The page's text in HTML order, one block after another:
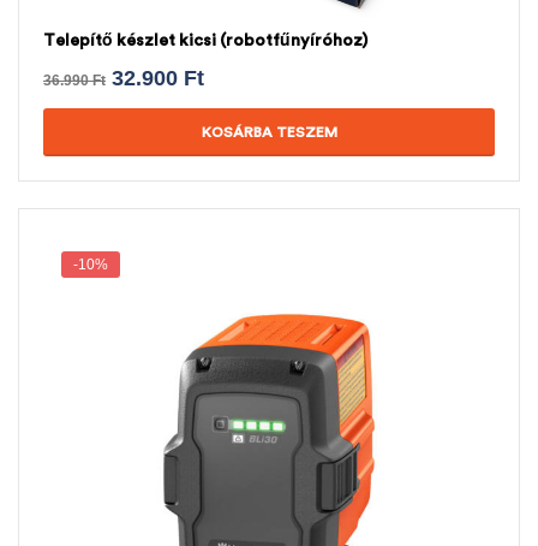
Telepítő készlet kicsi (robotfűnyíróhoz)
36.990Ft 32.900 Ft
KOSÁRBA TESZEM
-10%